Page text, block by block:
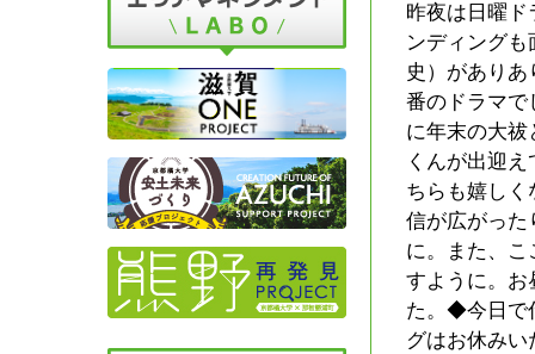
昨夜は日曜
ンディング
史）があり
番のドラマ
に年末の大
くんが出迎
ちらも嬉し
信が広がった
に。また、
すように。お
た。◆今日で
グはお休み